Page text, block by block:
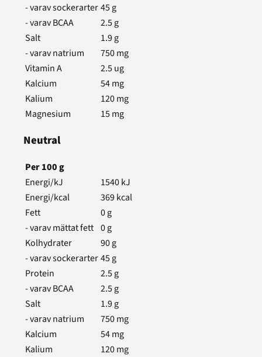
- varav sockerarter45g
- varav BCAA
2.5g
Salt
1.9g
- varav natrium
750mg
Vitamin A
2.5ug
Kalcium
54mg
Kalium
120mg
Magnesium
15mg
Neutral
Per100g
Energi/kJ
1540kJ
Energi/kcal
369kcal
Fett
0g
- varav mättat fett 0g
Kolhydrater
90g
- varav sockerarter45g
Protein
2.5g
- varav BCAA
2.5g
Salt
1.9g
- varav natrium
750mg
Kalcium
54mg
Kalium
120mg